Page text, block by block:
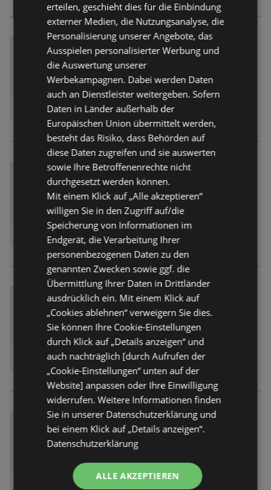
erteilen, geschieht dies für die Einbindung
externer Medien, die Nutzungsanalyse, die
Personalisierung unserer Angebote, das
Ausspielen personalisierter Werbung und
die Auswertung unserer
Werbekampagnen. Dabei werden Daten
auch an Dienstleister weitergeben. Sofern
Daten in Länder außerhalb der
Europäischen Union übermittelt werden,
besteht das Risiko, dass Behörden auf
diese Daten zugreifen und sie auswerten
sowie Ihre Betroffenenrechte nicht
durchgesetzt werden können.
Mit einem Klick auf „Alle akzeptieren“
willigen Sie in den Zugriff auf/die
Speicherung von Informationen im
Endgerät, die Verarbeitung Ihrer
personenbezogenen Daten zu den
genannten Zwecken sowie ggf. die
Übermittlung Ihrer Daten in Drittländer
ausdrücklich ein. Mit einem Klick auf
„Cookies ablehnen“ verweigern Sie dies.
Sie können Ihre Cookie-Einstellungen
durch Klick auf „Details anzeigen“ und
auch nachträglich [durch Aufrufen der
„Cookie-Einstellungen“ unten auf der
Website] anpassen oder Ihre Einwilligung
widerrufen. Weitere Informationen finden
Sie in unserer Datenschutzerklärung und
bei einem Klick auf „Details anzeigen“.
Datenschutzerklärung
ALLE AKZEPTIEREN